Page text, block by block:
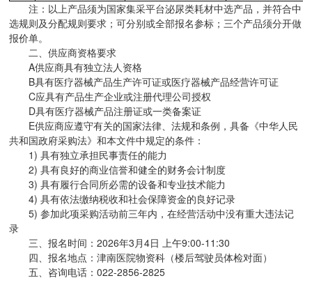
注：以上产品须为国家集采平台泌尿类耗材中选产品，并符合中
选规则及分配规则要求；可分别或全部报名参标；三个产品须分开做
报价单。
二、供应商资格要求
A供应商具有独立法人资格
B具有医疗器械产品生产许可证或医疗器械产品经营许可证
C应具有产品生产企业或注册代理公司授权
D具有医疗器械产品注册证或一类备案证
E供应商应遵守有关的国家法律、法规和条例，具备《中华人民
共和国政府采购法》和本文件中规定的条件：
1) 具有独立承担民事责任的能力
2) 具有良好的商业信誉和健全的财务会计制度
3) 具有履行合同所必需的设备和专业技术能力
4) 具有依法缴纳税收和社会保障资金的良好记录
5) 参加此项采购活动前三年内，在经营活动中没有重大违法记
录
三、报名时间：2026年3月4日 上午9:00-11:30
四、报名地点：津南医院物资科（楼后驾驶员体检对面）
五、咨询电话：022-2856-2825